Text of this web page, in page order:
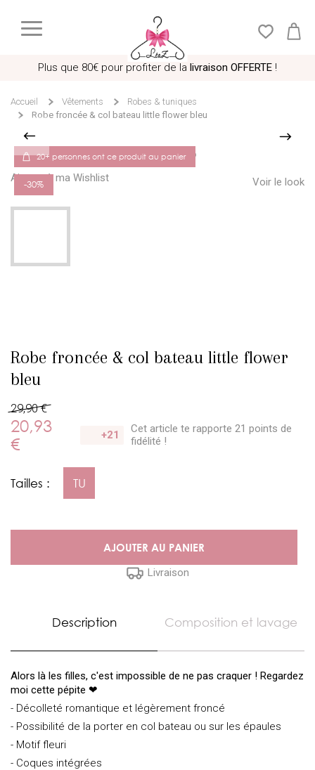
Plus que 80€ pour profiter de la livraison OFFERTE !
Accueil Vêtements
Robes & tuniques
Robe froncée & col bateau little flower bleu
Ajouter à ma Wishlist Voir le look
Robe froncée & col bateau little flower
bleu
29,90 €
20,93
€
+21 Cet article te rapporte 21 points de
fidélité !
20+ personnes ont ce produit au panier
-30%
Tailles : TU
AJOUTER AU PANIER
Livraison
Description Composition et lavage
Alors là les filles, c'est impossible de ne pas craquer ! Regardez
moi cette pépite ❤
- Décolleté romantique et légèrement froncé
- Possibilité de la porter en col bateau ou sur les épaules
- Motif fleuri
- Coques intégrées